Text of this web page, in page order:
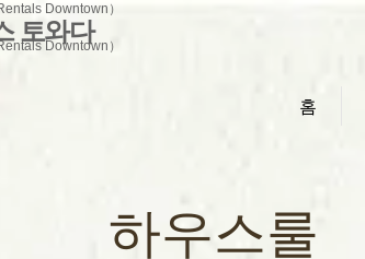
토와다
Downtown）
Downtown）
홈
하우스룰